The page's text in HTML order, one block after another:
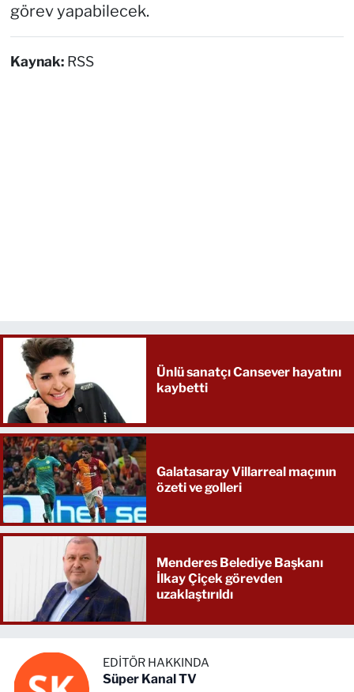
görev yapabilecek.
Kaynak: RSS
Ünlü sanatçı Cansever hayatını
kaybetti
Galatasaray Villarreal maçının
özeti ve golleri
Menderes Belediye Başkanı
İlkay Çiçek görevden
uzaklaştırıldı
EDITÖR HAKKINDA
Süper Kanal TV